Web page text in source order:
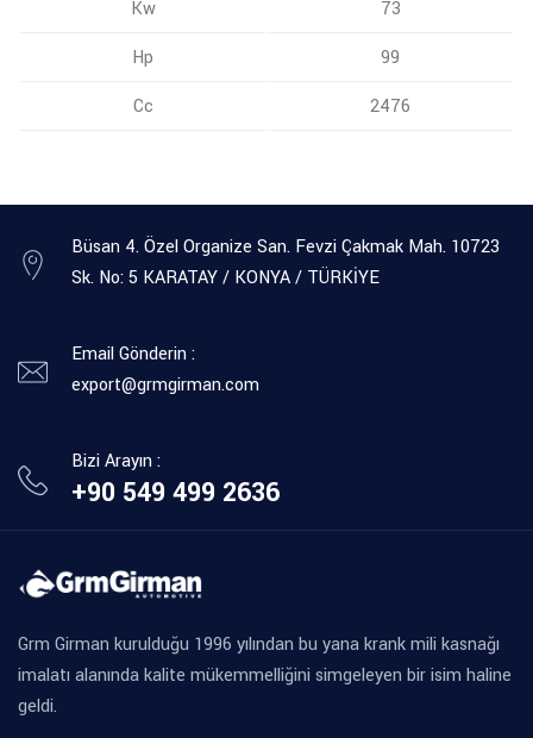
Kw
73
Hp
99
Cc
2476
Büsan 4. Özel Organize San. Fevzi Çakmak Mah. 10723
Sk. No: 5 KARATAY / KONYA / TÜRKİYE
Email Gönderin :
export@grmgirman.com
Bizi Arayın :
+90 549 499 2636
Grm Girman kurulduğu 1996 yılından bu yana krank mili kasnağı
imalatı alanında kalite mükemmelliğini simgeleyen bir isim haline
geldi.